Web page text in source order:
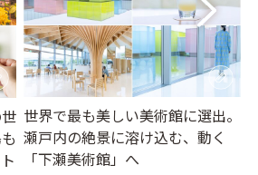
世界で最も美しい美術館に選出。
瀬戸内の絶景に溶け込む、動く
「下瀬美術館」へ